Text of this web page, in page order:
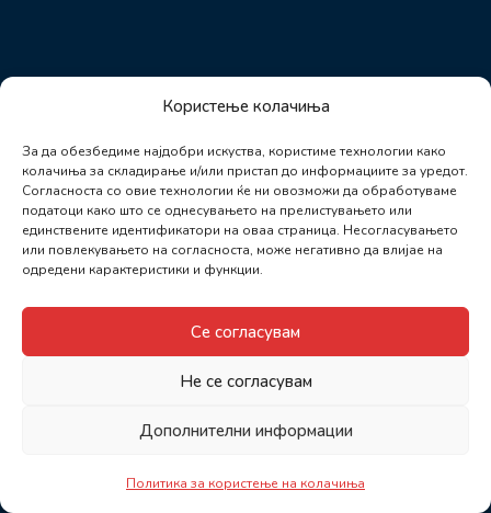
Користење колачиња
За да обезбедиме најдобри искуства, користиме технологии како
колачиња за складирање и/или пристап до информациите за уредот.
Согласноста со овие технологии ќе ни овозможи да обработуваме
податоци како што се однесувањето на прелистувањето или
единствените идентификатори на оваа страница. Несогласувањето
или повлекувањето на согласноста, може негативно да влијае на
одредени карактеристики и функции.
Се согласувам
Не се согласувам
Дополнителни информации
Политика за користење на колачиња